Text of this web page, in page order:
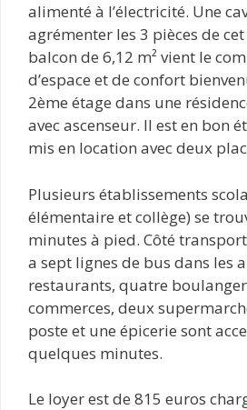
alimenté à l’électricité. Une
agrémenter les 3 pièces de
balcon de 6,12 m² vient le
d’espace et de confort
2ème étage dans une
avec ascenseur. Il est en bon
mis en location avec deux
Plusieurs établissements
élémentaire et collège) se
minutes à pied. Côté
a sept lignes de bus dans les
restaurants, quatre
commerces, deux
poste et une épicerie sont
quelques minutes.
Le loyer est de 815 euros